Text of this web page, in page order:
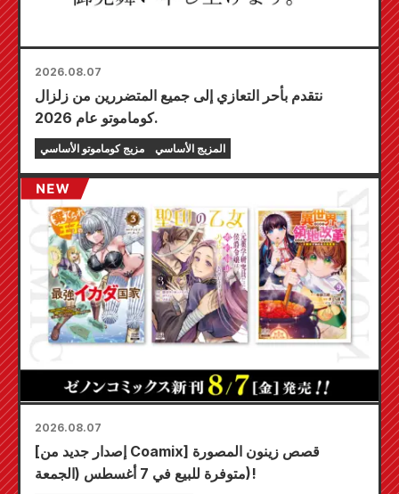
2026.08.07
نتقدم بأحر التعازي إلى جميع المتضررين من زلزال
كوماموتو عام 2026.
مزيج كوماموتو الأساسي المزيج الأساسي
2026.08.07
[إصدار جديد من Coamix] قصص زينون المصورة
متوفرة للبيع في 7 أغسطس (الجمعة)!